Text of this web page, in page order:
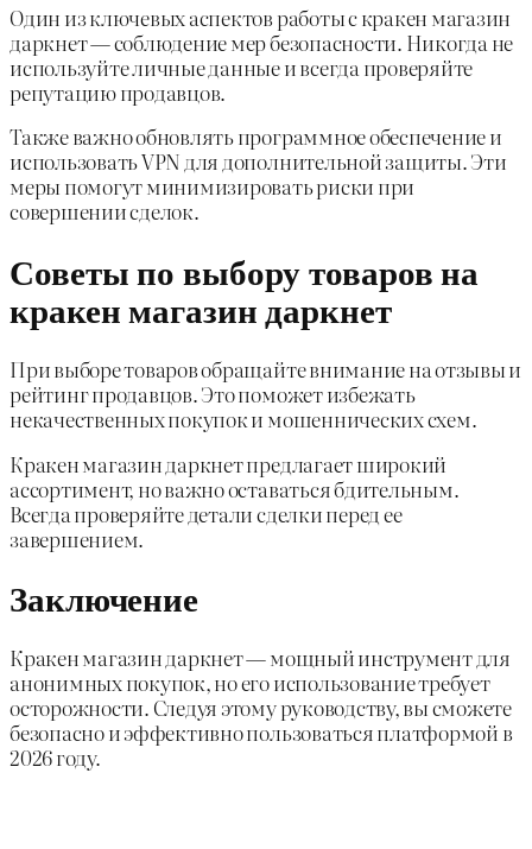
Один из ключевых аспектов работы с кракен магазин
даркнет — соблюдение мер безопасности. Никогда не
используйте личные данные и всегда проверяйте
репутацию продавцов.
Также важно обновлять программное обеспечение и
использовать VPN для дополнительной защиты. Эти
меры помогут минимизировать риски при
совершении сделок.
Советы по выбору товаров на
кракен магазин даркнет
При выборе товаров обращайте внимание на отзывы и
рейтинг продавцов. Это поможет избежать
некачественных покупок и мошеннических схем.
Кракен магазин даркнет предлагает широкий
ассортимент, но важно оставаться бдительным.
Всегда проверяйте детали сделки перед ее
завершением.
Заключение
Кракен магазин даркнет — мощный инструмент для
анонимных покупок, но его использование требует
осторожности. Следуя этому руководству, вы сможете
безопасно и эффективно пользоваться платформой в
2026 году.